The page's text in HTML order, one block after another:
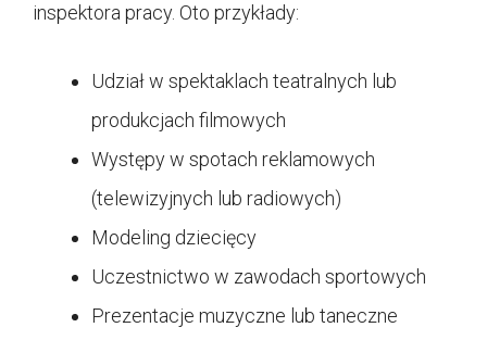
inspektora pracy. Oto przykłady:
Udział w spektaklach teatralnych lub
produkcjach filmowych
Występy w spotach reklamowych
(telewizyjnych lub radiowych)
Modeling dziecięcy
Uczestnictwo w zawodach sportowych
Prezentacje muzyczne lub taneczne